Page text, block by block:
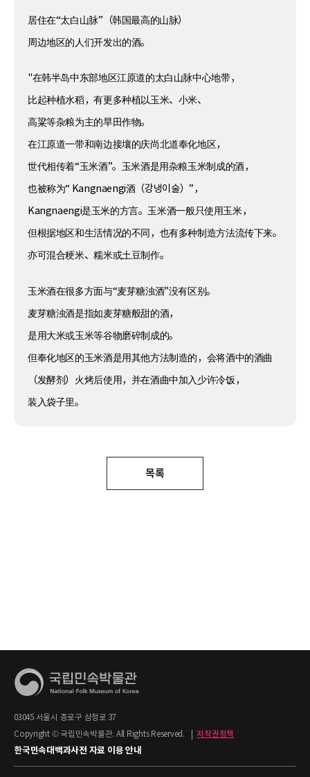
居住在“太白山脉”（韩国最高的山脉）
周边地区的人们开发出的酒。
"在韩半岛中东部地区江原道的太白山脉中心地带，
比起种植水稻，有更多种植以玉米、小米、
高粱等杂粮为主的旱田作物。
在江原道一带和南边接壤的庆尚北道奉化地区，
世代相传着“玉米酒”。玉米酒是用杂粮玉米制成的酒，
也被称为“ Kangnaengi酒（강냉이술）”，
Kangnaengi是玉米的方言。玉米酒一般只使用玉米，
但根据地区和生活情况的不同，也有多种制造方法流传下来。
亦可混合粳米、糯米或土豆制作。
玉米酒在很多方面与“麦芽糖浊酒”没有区别。
麦芽糖浊酒是指如麦芽糖般甜的酒，
是用大米或玉米等谷物磨碎制成的。
但奉化地区的玉米酒是用其他方法制造的，会将酒中的酒曲
（发酵剂）火烤后使用，并在酒曲中加入少许冷饭，
装入袋子里。
목록
03045 서울시 종로구 삼청로 37
Copyright © 국립민속박물관. All Rights Reserved.
저작권정책
한국민속대백과사전 자료 이용 안내